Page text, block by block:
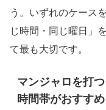
う。いずれのケース
じ時間・同じ曜日」
て最も大切です。
マンジャロを打
時間帯がおすすめ